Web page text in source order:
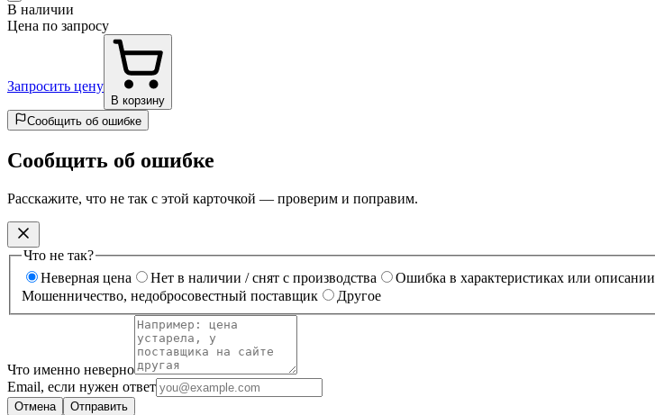
В наличии
Цена по запросу
Запросить цену
В корзину
Сообщить об ошибке
Сообщить об ошибке
Расскажите, что не так с этой карточкой — проверим и поправим.
Что не так?
Неверная цена
Нет в наличии / снят с производства Ошибка в характеристиках или описании
Мошенничество, недобросовестный поставщик
Другое
Что именно неверно
Email, если нужен ответ
Отмена Отправить